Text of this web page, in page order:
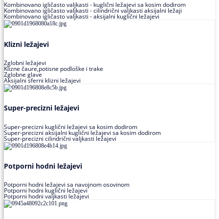
Kombinovano igličasto valjkasti - kuglični ležajevi sa kosim dodirom
Kombinovano igličasto valjkasti - cilindrični valjkasti aksijalni ležaji
Kombinovano igličasto valjkasti - aksijalni kuglični ležajevi
Klizni ležajevi
Zglobni ležajevi
Klizne čaure,potisne podloške i trake
Zglobne glave
Aksijalni sferni klizni ležajevi
Super-precizni ležajevi
Super-precizni kuglični ležajevi sa kosim dodirom
Super-precizni aksijalni kuglični ležajevi sa kosim dodirom
Super-precizni cilindrični valjkasti ležajevi
Potporni hodni ležajevi
Potporni hodni ležajevi sa navojnom osovinom
Potporni hodni kuglični ležajevi
Potporni hodni valjkasti ležajevi